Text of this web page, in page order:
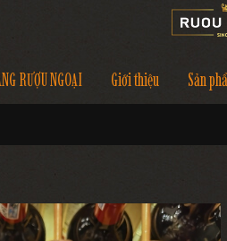
RƯỢU NGOẠI Giới thiệu Sản